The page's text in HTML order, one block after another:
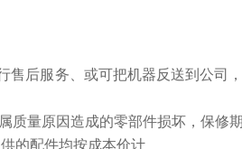
后服务、或可把机器反送到公司
质量原因造成的零部件损坏，保修
的配件均按成本价计